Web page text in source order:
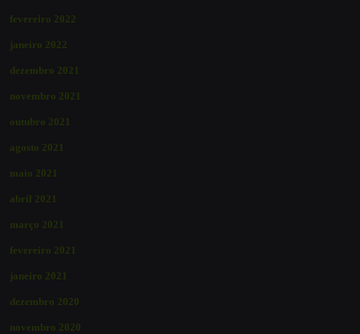
fevereiro 2022
janeiro 2022
dezembro 2021
novembro 2021
outubro 2021
agosto 2021
maio 2021
abril 2021
março 2021
fevereiro 2021
janeiro 2021
dezembro 2020
novembro 2020